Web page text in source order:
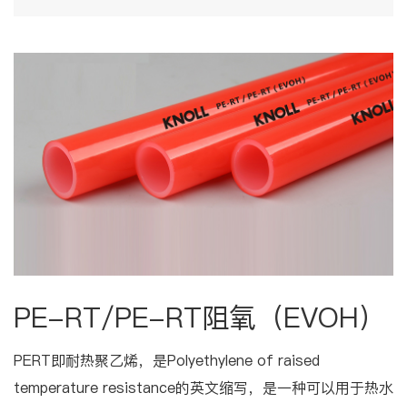
PE-RT/PE-RT阻氧（EVOH）
PERT即耐热聚乙烯，是Polyethylene of raised
temperature resistance的英文缩写，是一种可以用于热水